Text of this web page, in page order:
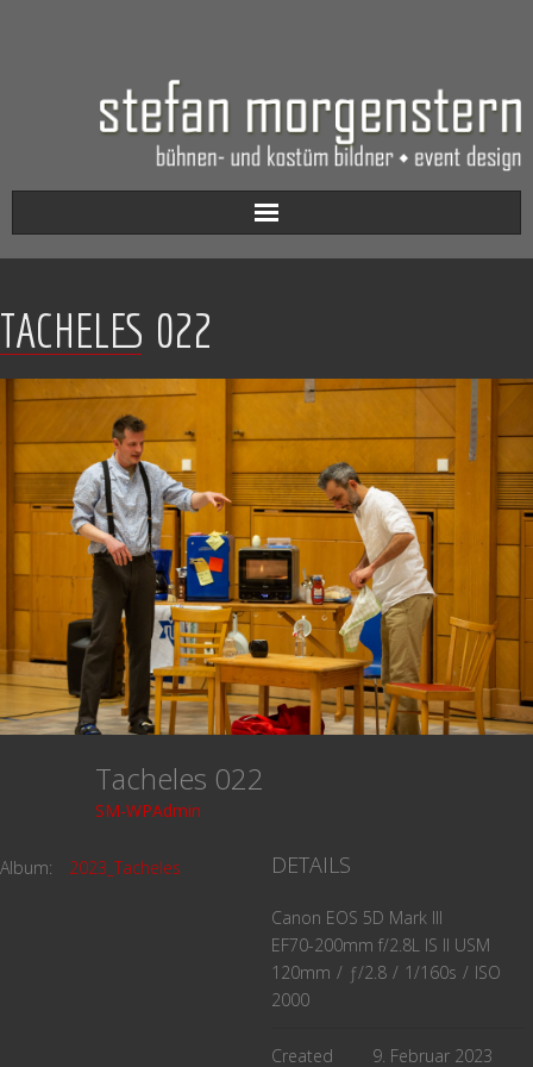
Aktuell
Werkverzeichnis
Biografie
Kontakt
TACHELES 022
Tacheles 022
SM-WPAdmin
Album: 2023_Tacheles DETAILS
Canon EOS 5D Mark III
EF70-200mm f/2.8L IS II USM
120mm / ƒ/2.8 / 1/160s / ISO
2000
Created 9. Februar 2023